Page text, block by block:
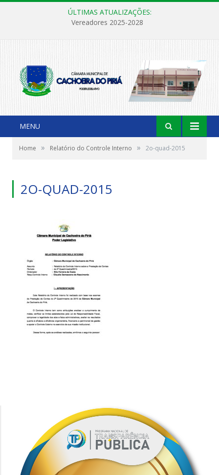
ÚLTIMAS ATUALIZAÇÕES:
Vereadores 2025-2028
MENU
Home » Relatório do Controle Interno » 2o-quad-2015
2O-QUAD-2015